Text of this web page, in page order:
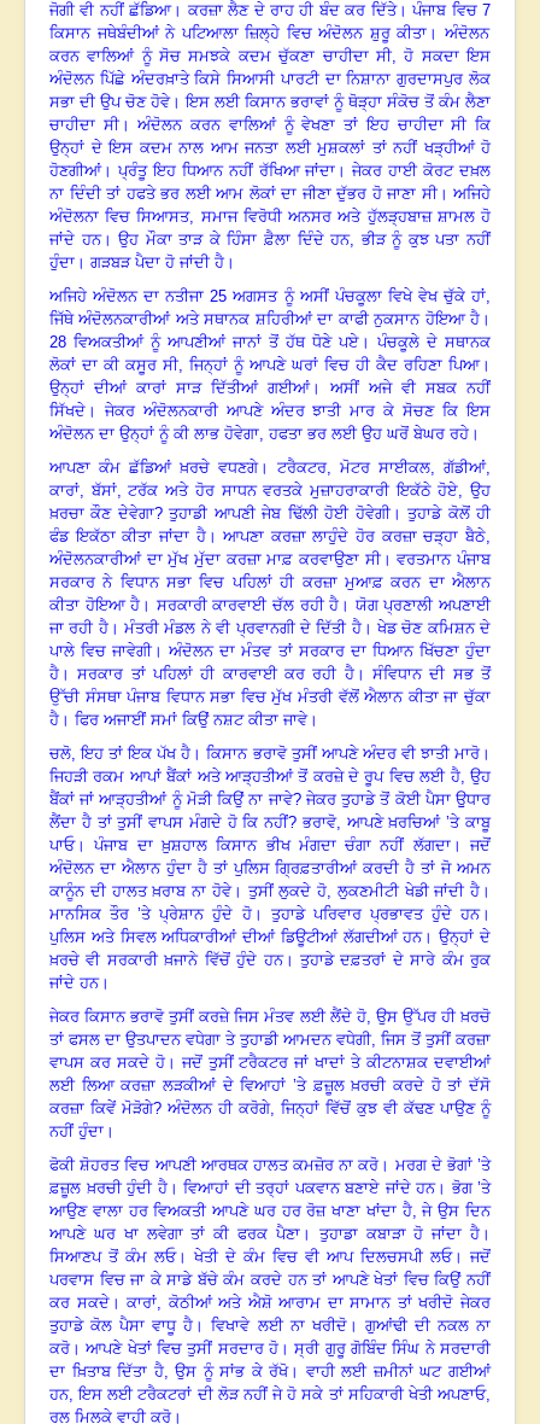
ਜੋਗੀ ਵੀ ਨਹੀਂ ਛੱਡਿਆ। ਕਰਜ਼ਾ ਲੈਣ ਦੇ ਰਾਹ ਹੀ ਬੰਦ ਕਰ ਦਿੱਤੇ। ਪੰਜਾਬ ਵਿਚ 7
ਕਿਸਾਨ ਜਥੇਬੰਦੀਆਂ ਨੇ ਪਟਿਆਲਾ ਜ਼ਿਲ੍ਹੇ ਵਿਚ ਅੰਦੋਲਨ ਸ਼ੁਰੂ ਕੀਤਾ। ਅੰਦੋਲਨ
ਕਰਨ ਵਾਲਿਆਂ ਨੂੰ ਸੋਚ ਸਮਝਕੇ ਕਦਮ ਚੁੱਕਣਾ ਚਾਹੀਦਾ ਸੀ,ਹੋ ਸਕਦਾ ਇਸ
ਅੰਦੋਲਨ ਪਿੱਛੇ ਅੰਦਰਖ਼ਾਤੇ ਕਿਸੇ ਸਿਆਸੀ ਪਾਰਟੀ ਦਾ ਨਿਸ਼ਾਨਾ ਗੁਰਦਾਸਪੁਰ ਲੋਕ
ਸਭਾ ਦੀ ਉਪ ਚੋਣ ਹੋਵੇ। ਇਸ ਲਈ ਕਿਸਾਨ ਭਰਾਵਾਂ ਨੂੰ ਥੋੜ੍ਹਾ ਸੰਕੋਚ ਤੋਂ ਕੰਮ ਲੈਣਾ
ਚਾਹੀਦਾ ਸੀ। ਅੰਦੋਲਨ ਕਰਨ ਵਾਲਿਆਂ ਨੂੰ ਵੇਖਣਾ ਤਾਂ ਇਹ ਚਾਹੀਦਾ ਸੀ ਕਿ
ਉਨ੍ਹਾਂ ਦੇ ਇਸ ਕਦਮ ਨਾਲ ਆਮ ਜਨਤਾ ਲਈ ਮੁਸ਼ਕਲਾਂ ਤਾਂ ਨਹੀਂ ਖੜ੍ਹੀਆਂ ਹੋ
ਹੋਣਗੀਆਂ। ਪ੍ਰੰਤੂ ਇਹ ਧਿਆਨ ਨਹੀਂ ਰੱਖਿਆ ਜਾਂਦਾ। ਜੇਕਰ ਹਾਈ ਕੋਰਟ ਦਖ਼ਲ
ਨਾ ਦਿੰਦੀ ਤਾਂ ਹਫਤੇ ਭਰ ਲਈ ਆਮ ਲੋਕਾਂ ਦਾ ਜੀਣਾ ਦੁੱਭਰ ਹੋ ਜਾਣਾ ਸੀ। ਅਜਿਹੇ
ਅੰਦੋਲਨਾ ਵਿਚ ਸਿਆਸਤ, ਸਮਾਜ ਵਿਰੋਧੀ ਅਨਸਰ ਅਤੇ ਹੁੱਲੜ੍ਹਬਾਜ਼ ਸ਼ਾਮਲ ਹੋ
ਜਾਂਦੇ ਹਨ। ਉਹ ਮੌਕਾ ਤਾੜ ਕੇ ਹਿੰਸਾ ਫ਼ੈਲਾ ਦਿੰਦੇ ਹਨ, ਭੀੜ ਨੂੰ ਕੁਝ ਪਤਾ ਨਹੀਂ
ਹੁੰਦਾ। ਗੜਬੜ ਪੈਦਾ ਹੋ ਜਾਂਦੀ ਹੈ।
ਅਜਿਹੇ ਅੰਦੋਲਨ ਦਾ ਨਤੀਜਾ25 ਅਗਸਤ ਨੂੰ ਅਸੀਂ ਪੰਚਕੂਲਾ ਵਿਖੇ ਵੇਖ ਚੁੱਕੇ ਹਾਂ,
ਜਿੱਥੇ ਅੰਦੋਲਨਕਾਰੀਆਂ ਅਤੇ ਸਥਾਨਕ ਸ਼ਹਿਰੀਆਂ ਦਾ ਕਾਫੀ ਨੁਕਸਾਨ ਹੋਇਆ ਹੈ।
28 ਵਿਅਕਤੀਆਂ ਨੂੰ ਆਪਣੀਆਂ ਜਾਨਾਂ ਤੋਂ ਹੱਥ ਧੋਣੇ ਪਏ। ਪੰਚਕੂਲੇ ਦੇ ਸਥਾਨਕ
ਲੋਕਾਂ ਦਾ ਕੀ ਕਸੂਰ ਸੀ, ਜਿਨ੍ਹਾਂ ਨੂੰ ਆਪਣੇ ਘਰਾਂ ਵਿਚ ਹੀ ਕੈਦ ਰਹਿਣਾ ਪਿਆ।
ਉਨ੍ਹਾਂ ਦੀਆਂ ਕਾਰਾਂ ਸਾੜ ਦਿੱਤੀਆਂ ਗਈਆਂ। ਅਸੀਂ ਅਜੇ ਵੀ ਸਬਕ ਨਹੀਂ
ਸਿੱਖਦੇ। ਜੇਕਰ ਅੰਦੋਲਨਕਾਰੀ ਆਪਣੇ ਅੰਦਰ ਝਾਤੀ ਮਾਰ ਕੇ ਸੋਚਣ ਕਿ ਇਸ
ਅੰਦੋਲਨ ਦਾ ਉਨ੍ਹਾਂ ਨੂੰ ਕੀ ਲਾਭ ਹੋਵੇਗਾ, ਹਫਤਾ ਭਰ ਲਈ ਉਹ ਘਰੋਂ ਬੇਘਰ ਰਹੇ।
ਆਪਣਾ ਕੰਮ ਛੱਡਿਆਂ ਖ਼ਰਚੇ ਵਧਣਗੇ। ਟਰੈਕਟਰ, ਮੋਟਰ ਸਾਈਕਲ, ਗੱਡੀਆਂ,
ਕਾਰਾਂ, ਬੱਸਾਂ,ਟਰੱਕ ਅਤੇ ਹੋਰ ਸਾਧਨ ਵਰਤਕੇ ਮੁਜ਼ਾਹਰਾਕਾਰੀ ਇਕੱਠੇ ਹੋਏ,ਉਹ
ਖ਼ਰਚਾ ਕੌਣ ਦੇਵੇਗਾ?ਤੁਹਾਡੀ ਆਪਣੀ ਜੇਬ ਢਿੱਲੀ ਹੋਈ ਹੋਵੇਗੀ। ਤੁਹਾਡੇ ਕੋਲੋਂ ਹੀ
ਫੰਡ ਇਕੱਠਾ ਕੀਤਾ ਜਾਂਦਾ ਹੈ। ਆਪਣਾ ਕਰਜ਼ਾ ਲਾਹੁੰਦੇ ਹੋਰ ਕਰਜ਼ਾ ਚੜ੍ਹਾ ਬੈਠੇ,
ਅੰਦੋਲਨਕਾਰੀਆਂ ਦਾ ਮੁੱਖ ਮੁੱਦਾ ਕਰਜ਼ਾ ਮਾਫ਼ ਕਰਵਾਉਣਾ ਸੀ। ਵਰਤਮਾਨ ਪੰਜਾਬ
ਸਰਕਾਰ ਨੇ ਵਿਧਾਨ ਸਭਾ ਵਿਚ ਪਹਿਲਾਂ ਹੀ ਕਰਜ਼ਾ ਮੁਆਫ਼ ਕਰਨ ਦਾ ਐਲਾਨ
ਕੀਤਾ ਹੋਇਆ ਹੈ। ਸਰਕਾਰੀ ਕਾਰਵਾਈ ਚੱਲ ਰਹੀ ਹੈ। ਯੋਗ ਪ੍ਰਣਾਲੀ ਅਪਣਾਈ
ਜਾ ਰਹੀ ਹੈ। ਮੰਤਰੀ ਮੰਡਲ ਨੇ ਵੀ ਪ੍ਰਵਾਨਗੀ ਦੇ ਦਿੱਤੀ ਹੈ। ਖੇਡ ਚੋਣ ਕਮਿਸ਼ਨ ਦੇ
ਪਾਲੇ ਵਿਚ ਜਾਵੇਗੀ। ਅੰਦੋਲਨ ਦਾ ਮੰਤਵ ਤਾਂ ਸਰਕਾਰ ਦਾ ਧਿਆਨ ਖਿੱਚਣਾ ਹੁੰਦਾ
ਹੈ। ਸਰਕਾਰ ਤਾਂ ਪਹਿਲਾਂ ਹੀ ਕਾਰਵਾਈ ਕਰ ਰਹੀ ਹੈ। ਸੰਵਿਧਾਨ ਦੀ ਸਭ ਤੋਂ
ਉੱਚੀ ਸੰਸਥਾ ਪੰਜਾਬ ਵਿਧਾਨ ਸਭਾ ਵਿਚ ਮੁੱਖ ਮੰਤਰੀ ਵੱਲੋਂ ਐਲਾਨ ਕੀਤਾ ਜਾ ਚੁੱਕਾ
ਹੈ। ਫਿਰ ਅਜਾਈਂ ਸਮਾਂ ਕਿਉਂ ਨਸ਼ਟ ਕੀਤਾ ਜਾਵੇ।
ਚਲੋ, ਇਹ ਤਾਂ ਇਕ ਪੱਖ ਹੈ ।ਕਿਸਾਨ ਭਰਾਵੋ ਤੁਸੀਂ ਆਪਣੇ ਅੰਦਰ ਵੀ ਝਾਤੀ ਮਾਰੋ।
ਜਿਹੜੀ ਰਕਮ ਆਪਾਂ ਬੈਂਕਾਂ ਅਤੇ ਆੜ੍ਹਤੀਆਂ ਤੋਂ ਕਰਜ਼ੇ ਦੇ ਰੂਪ ਵਿਚ ਲਈ ਹੈ,ਉਹ
ਬੈਂਕਾਂ ਜਾਂ ਆੜ੍ਹਤੀਆਂ ਨੂੰ ਮੋੜੀ ਕਿਉਂ ਨਾ ਜਾਵੇ? ਜੇਕਰ ਤੁਹਾਡੇ ਤੋਂ ਕੋਈ ਪੈਸਾ ਉੁਧਾਰ
ਲੈਂਦਾ ਹੈ ਤਾਂ ਤੁਸੀਂ ਵਾਪਸ ਮੰਗਦੇ ਹੋ ਕਿ ਨਹੀਂ? ਭਰਾਵੋ, ਆਪਣੇ ਖ਼ਰਚਿਆਂ ’ਤੇ ਕਾਬੂ
ਪਾਓ। ਪੰਜਾਬ ਦਾ ਖ਼ੁਸ਼ਹਾਲ ਕਿਸਾਨ ਭੀਖ ਮੰਗਦਾ ਚੰਗਾ ਨਹੀਂ ਲੱਗਦਾ। ਜਦੋਂ
ਅੰਦੋਲਨ ਦਾ ਐਲਾਨ ਹੁੰਦਾ ਹੈ ਤਾਂ ਪੁਲਿਸ ਗ੍ਰਿਫ਼ਤਾਰੀਆਂ ਕਰਦੀ ਹੈ ਤਾਂ ਜੋ ਅਮਨ
ਕਾਨੂੰਨ ਦੀ ਹਾਲਤ ਖ਼ਰਾਬ ਨਾ ਹੋਵੇ। ਤੁਸੀਂ ਲੁਕਦੇ ਹੋ, ਲੁਕਣਮੀਟੀ ਖੇਡੀ ਜਾਂਦੀ ਹੈ।
ਮਾਨਸਿਕ ਤੌਰ ’ਤੇ ਪ੍ਰੇਸ਼ਾਨ ਹੁੰਦੇ ਹੋ। ਤੁਹਾਡੇ ਪਰਿਵਾਰ ਪ੍ਰਭਾਵਤ ਹੁੰਦੇ ਹਨ।
ਪੁਲਿਸ ਅਤੇ ਸਿਵਲ ਅਧਿਕਾਰੀਆਂ ਦੀਆਂ ਡਿਊਟੀਆਂ ਲੱਗਦੀਆਂ ਹਨ। ਉਨ੍ਹਾਂ ਦੇ
ਖ਼ਰਚੇ ਵੀ ਸਰਕਾਰੀ ਖ਼ਜਾਨੇ ਵਿੱਚੋਂ ਹੁੰਦੇ ਹਨ। ਤੁਹਾਡੇ ਦਫ਼ਤਰਾਂ ਦੇ ਸਾਰੇ ਕੰਮ ਰੁਕ
ਜਾਂਦੇ ਹਨ।
ਜੇਕਰ ਕਿਸਾਨ ਭਰਾਵੋ ਤੁਸੀਂ ਕਰਜ਼ੇ ਜਿਸ ਮੰਤਵ ਲਈ ਲੈਂਦੇ ਹੋ, ਉਸ ਉੱਪਰ ਹੀ ਖ਼ਰਚੋ
ਤਾਂ ਫਸਲ ਦਾ ਉਤਪਾਦਨ ਵਧੇਗਾ ਤੇ ਤੁਹਾਡੀ ਆਮਦਨ ਵਧੇਗੀ, ਜਿਸ ਤੋਂ ਤੁਸੀਂ ਕਰਜ਼ਾ
ਵਾਪਸ ਕਰ ਸਕਦੇ ਹੋ। ਜਦੋਂ ਤੁਸੀਂ ਟਰੈਕਟਰ ਜਾਂ ਖਾਦਾਂ ਤੇ ਕੀਟਨਾਸ਼ਕ ਦਵਾਈਆਂ
ਲਈ ਲਿਆ ਕਰਜ਼ਾ ਲੜਕੀਆਂ ਦੇ ਵਿਆਹਾਂ ’ਤੇ ਫ਼ਜ਼ੂਲ ਖ਼ਰਚੀ ਕਰਦੇ ਹੋ ਤਾਂ ਦੱਸੋ
ਕਰਜ਼ਾ ਕਿਵੇਂ ਮੋੜੋਗੇ? ਅੰਦੋਲਨ ਹੀ ਕਰੋਗੇ, ਜਿਨ੍ਹਾਂ ਵਿੱਚੋਂ ਕੁਝ ਵੀ ਕੱਢਣ ਪਾਉਣ ਨੂੰ
ਨਹੀਂ ਹੁੰਦਾ।
ਫੋਕੀ ਸ਼ੋਹਰਤ ਵਿਚ ਆਪਣੀ ਆਰਥਕ ਹਾਲਤ ਕਮਜ਼ੋਰ ਨਾ ਕਰੋ। ਮਰਗ ਦੇ ਭੋਗਾਂ ’ਤੇ
ਫ਼ਜ਼ੂਲ ਖ਼ਰਚੀ ਹੁੰਦੀ ਹੈ। ਵਿਆਹਾਂ ਦੀ ਤਰ੍ਹਾਂ ਪਕਵਾਨ ਬਣਾਏ ਜਾਂਦੇ ਹਨ। ਭੋਗ ’ਤੇ
ਆਉਣ ਵਾਲਾ ਹਰ ਵਿਅਕਤੀ ਆਪਣੇ ਘਰ ਹਰ ਰੋਜ਼ ਖਾਣਾ ਖਾਂਦਾ ਹੈ,ਜੇ ਉਸ ਦਿਨ
ਆਪਣੇ ਘਰ ਖਾ ਲਵੇਗਾ ਤਾਂ ਕੀ ਫਰਕ ਪੈਣਾ। ਤੁਹਾਡਾ ਕਬਾੜਾ ਹੋ ਜਾਂਦਾ ਹੈ।
ਸਿਆਣਪ ਤੋਂ ਕੰਮ ਲਓ। ਖੇਤੀ ਦੇ ਕੰਮ ਵਿਚ ਵੀ ਆਪ ਦਿਲਚਸਪੀ ਲਓ। ਜਦੋਂ
ਪਰਵਾਸ ਵਿਚ ਜਾ ਕੇ ਸਾਡੇ ਬੱਚੇ ਕੰਮ ਕਰਦੇ ਹਨ ਤਾਂ ਆਪਣੇ ਖੇਤਾਂ ਵਿਚ ਕਿਉਂ ਨਹੀਂ
ਕਰ ਸਕਦੇ। ਕਾਰਾਂ, ਕੋਠੀਆਂ ਅਤੇ ਐਸ਼ੋ ਆਰਾਮ ਦਾ ਸਾਮਾਨ ਤਾਂ ਖਰੀਦੋ ਜੇਕਰ
ਤੁਹਾਡੇ ਕੋਲ ਪੈਸਾ ਵਾਧੂ ਹੈ। ਵਿਖਾਵੇ ਲਈ ਨਾ ਖਰੀਦੋ। ਗੁਆਂਢੀ ਦੀ ਨਕਲ ਨਾ
ਕਰੋ। ਆਪਣੇ ਖੇਤਾਂ ਵਿਚ ਤੁਸੀਂ ਸਰਦਾਰ ਹੋ। ਸ੍ਰੀ ਗੁਰੂ ਗੋਬਿੰਦ ਸਿੰਘ ਨੇ ਸਰਦਾਰੀ
ਦਾ ਖ਼ਿਤਾਬ ਦਿੱਤਾ ਹੈ,ਉਸ ਨੂੰ ਸਾਂਭ ਕੇ ਰੱਖੋ। ਵਾਹੀ ਲਈ ਜ਼ਮੀਨਾਂ ਘਟ ਗਈਆਂ
ਹਨ,ਇਸ ਲਈ ਟਰੈਕਟਰਾਂ ਦੀ ਲੋੜ ਨਹੀਂ ਜੇ ਹੋ ਸਕੇ ਤਾਂ ਸਹਿਕਾਰੀ ਖੇਤੀ ਅਪਣਾਓ,
ਰਲ ਮਿਲਕੇ ਵਾਹੀ ਕਰੋ।